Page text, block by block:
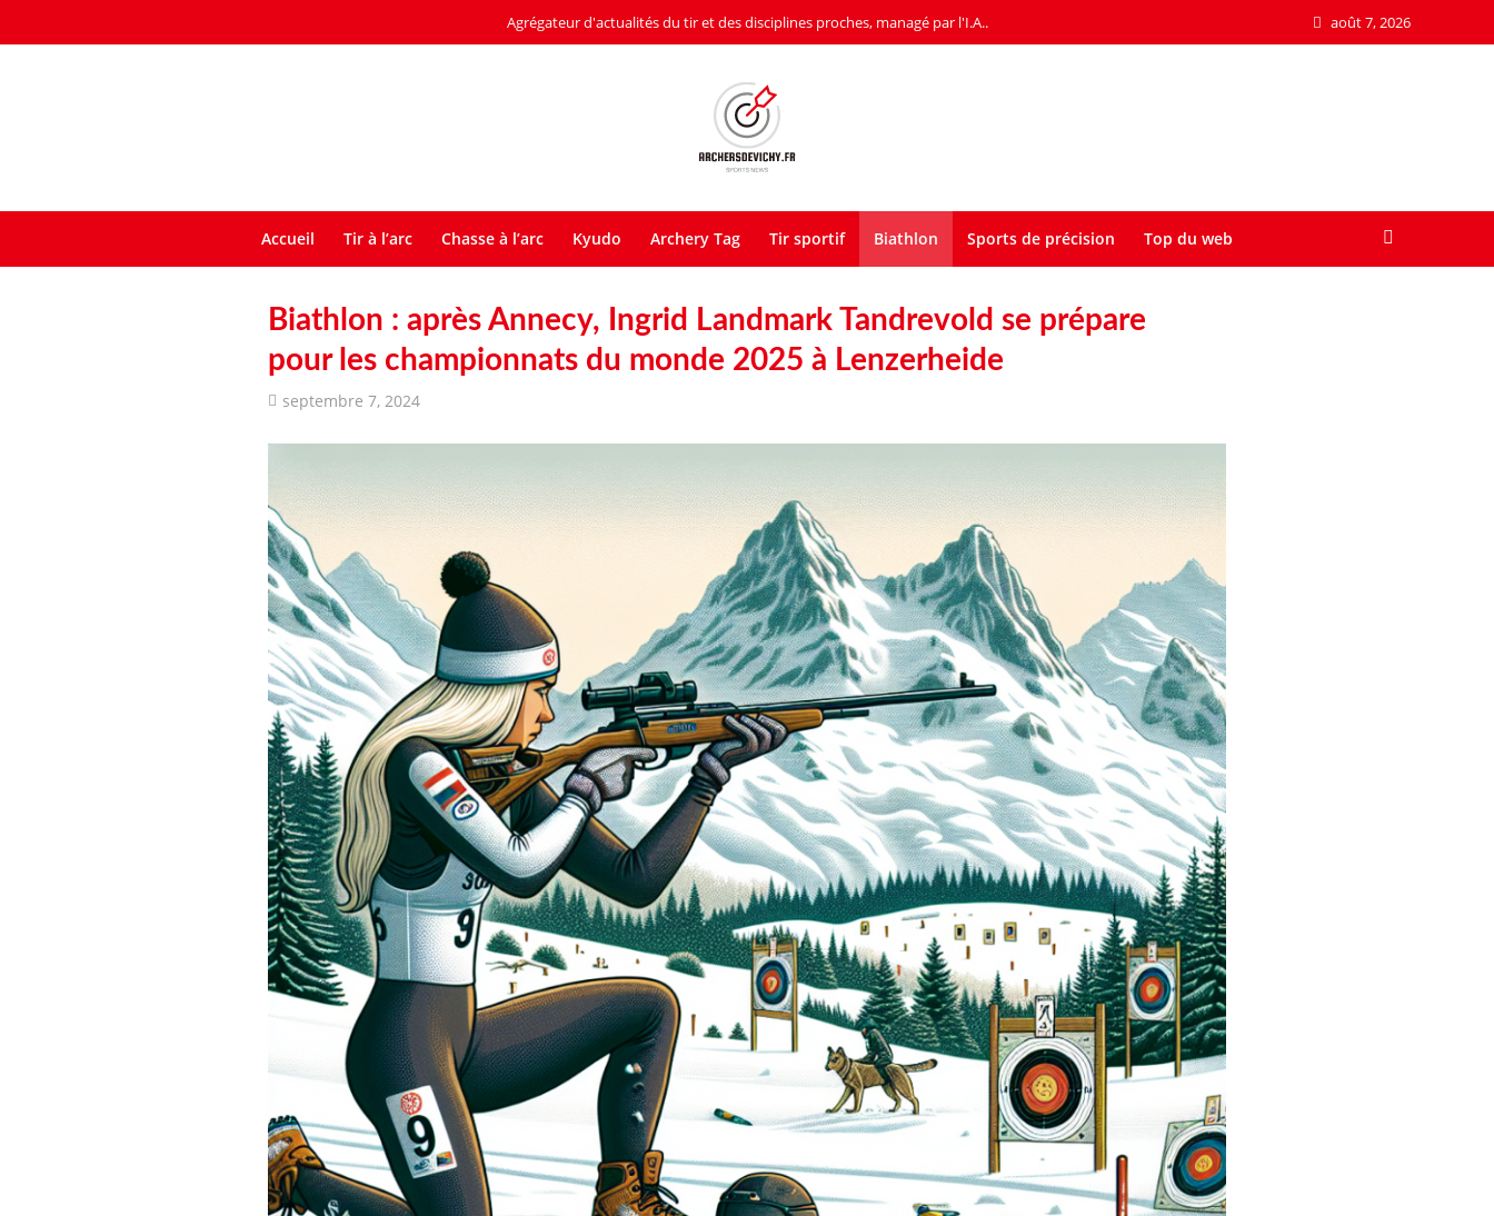
août 7, 2026
Agrégateur d'actualités du tir et des disciplines proches, managé par l'I.A..
Accueil Tir à l’arc Chasse à l’arc Kyudo Archery Tag Tir sportif Biathlon Sports de précision Top du web
Biathlon : après Annecy, Ingrid Landmark Tandrevold se prépare
pour les championnats du monde 2025 à Lenzerheide
septembre 7, 2024